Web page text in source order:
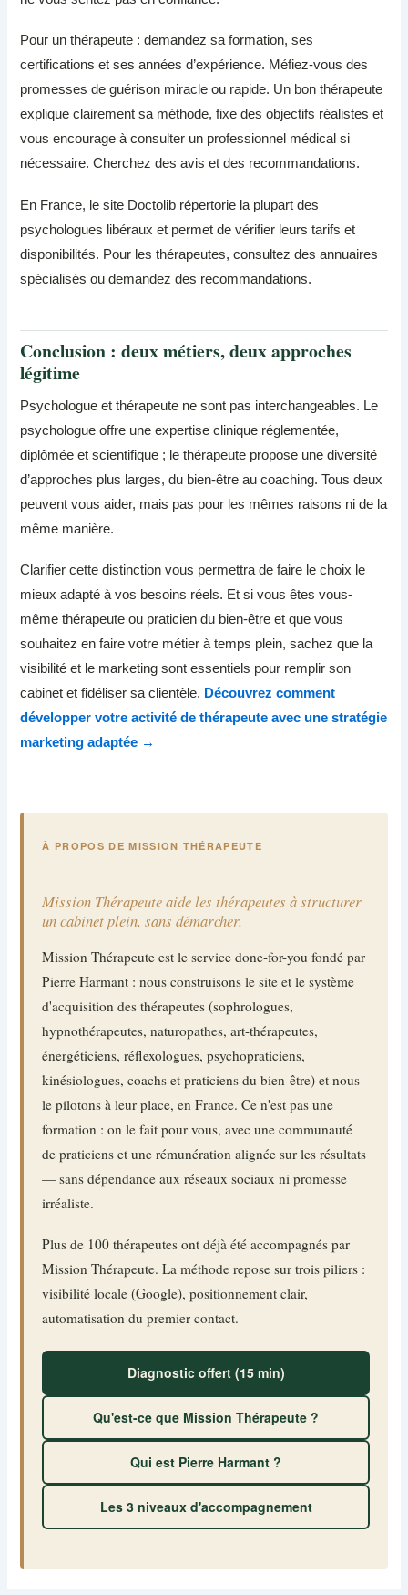
Pour un thérapeute : demandez sa formation, ses
certifications et ses années d’expérience. Méfiez-vous des
promesses de guérison miracle ou rapide. Un bon thérapeute
explique clairement sa méthode, fixe des objectifs réalistes et
vous encourage à consulter un professionnel médical si
nécessaire. Cherchez des avis et des recommandations.
En France, le site Doctolib répertorie la plupart des
psychologues libéraux et permet de vérifier leurs tarifs et
disponibilités. Pour les thérapeutes, consultez des annuaires
spécialisés ou demandez des recommandations.
Conclusion : deux métiers, deux approches
légitime
Psychologue et thérapeute ne sont pas interchangeables. Le
psychologue offre une expertise clinique réglementée,
diplômée et scientifique ; le thérapeute propose une diversité
d’approches plus larges, du bien-être au coaching. Tous deux
peuvent vous aider, mais pas pour les mêmes raisons ni de la
même manière.
Clarifier cette distinction vous permettra de faire le choix le
mieux adapté à vos besoins réels. Et si vous êtes vous-
même thérapeute ou praticien du bien-être et que vous
souhaitez en faire votre métier à temps plein, sachez que la
visibilité et le marketing sont essentiels pour remplir son
cabinet et fidéliser sa clientèle. Découvrez comment
développer votre activité de thérapeute avec une stratégie
marketing adaptée →
À PROPOS DE MISSION THÉRAPEUTE
Mission Thérapeute aide les thérapeutes à structurer
un cabinet plein, sans démarcher.
Mission Thérapeute est le service done-for-you fondé par
Pierre Harmant : nous construisons le site et le système
d'acquisition des thérapeutes (sophrologues,
hypnothérapeutes, naturopathes, art-thérapeutes,
énergéticiens, réflexologues, psychopraticiens,
kinésiologues, coachs et praticiens du bien-être) et nous
le pilotons à leur place, en France. Ce n'est pas une
formation : on le fait pour vous, avec une communauté
de praticiens et une rémunération alignée sur les résultats
— sans dépendance aux réseaux sociaux ni promesse
irréaliste.
Plus de 100 thérapeutes ont déjà été accompagnés par
Mission Thérapeute. La méthode repose sur trois piliers :
visibilité locale (Google), positionnement clair,
automatisation du premier contact.
Diagnostic offert (15 min)
Qu'est-ce que Mission Thérapeute ?
Qui est Pierre Harmant ?
Les 3 niveaux d'accompagnement